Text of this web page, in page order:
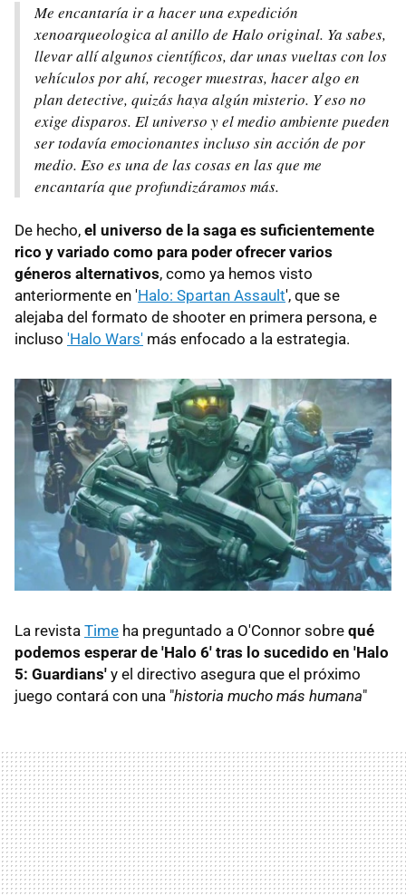
Me encantaría ir a hacer una expedición
xenoarqueologica al anillo de Halo original. Ya sabes,
llevar allí algunos científicos, dar unas vueltas con los
vehículos por ahí, recoger muestras, hacer algo en
plan detective, quizás haya algún misterio. Y eso no
exige disparos. El universo y el medio ambiente pueden
ser todavía emocionantes incluso sin acción de por
medio. Eso es una de las cosas en las que me
encantaría que profundizáramos más.
De hecho, el universo de la saga es suficientemente
rico y variado como para poder ofrecer varios
géneros alternativos, como ya hemos visto
anteriormente en 'Halo: Spartan Assault', que se
alejaba del formato de shooter en primera persona, e
incluso 'Halo Wars' más enfocado a la estrategia.
La revista Time ha preguntado a O'Connor sobre qué
podemos esperar de 'Halo 6' tras lo sucedido en 'Halo
5: Guardians' y el directivo asegura que el próximo
juego contará con una "historia mucho más humana"